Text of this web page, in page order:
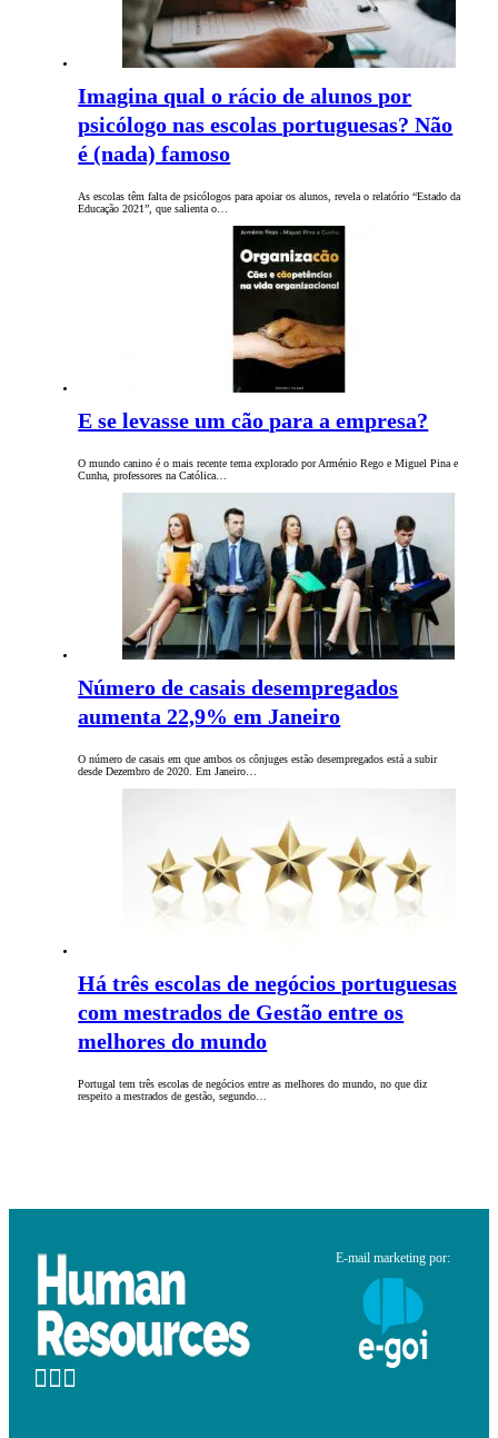
Imagina qual o rácio de alunos por
psicólogo nas escolas portuguesas? Não
é (nada) famoso
As escolas têm falta de psicólogos para apoiar os alunos, revela o relatório “Estado da
Educação 2021”, que salienta o…
E se levasse um cão para a empresa?
O mundo canino é o mais recente tema explorado por Arménio Rego e Miguel Pina e
Cunha, professores na Católica…
Número de casais desempregados
aumenta 22,9% em Janeiro
O número de casais em que ambos os cônjuges estão desempregados está a subir
desde Dezembro de 2020. Em Janeiro…
Há três escolas de negócios portuguesas
com mestrados de Gestão entre os
melhores do mundo
Portugal tem três escolas de negócios entre as melhores do mundo, no que diz
respeito a mestrados de gestão, segundo…
E-mail marketing por: